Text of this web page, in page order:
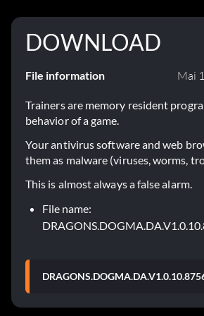
DOWNLOAD
File information Mai
Trainers are memory resident
behavior of a game.
Your antivirus software and web
them as malware (viruses, worms,
This is almost always a false alarm.
File name: